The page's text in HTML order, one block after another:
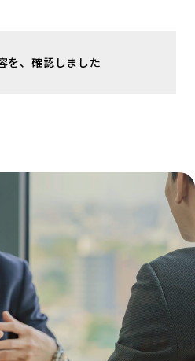
偽陳述）容疑や詐欺容
、労災の認定及び保険
て算定基準等に基づい
判断となります。
に基づき書類を作成し
ていただきます。労災
場合の不服申し立て及
等はご自身で行ってい
を、確認しました